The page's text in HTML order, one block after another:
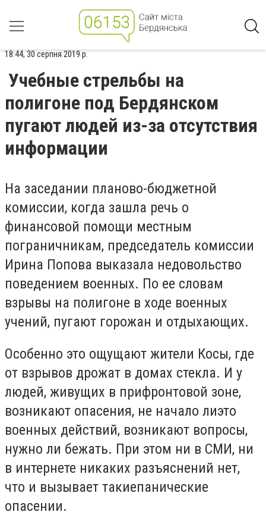
18:44, 30 серпня 2019 р.
Учебные стрельбы на
полигоне под Бердянском
пугают людей из-за отсутствия
информации
На заседании планово-бюджетной
комиссии, когда зашла речь о
финансовой помощи местным
пограничникам, председатель комиссии
Ирина Попова выказала недовольство
поведением военных. По ее словам
взрывы на полигоне в ходе военных
учений, пугают горожан и отдыхающих.
Особенно это ощущают жители Косы, где
от взрывов дрожат в домах стекла. И у
людей, живущих в прифронтовой зоне,
возникают опасения, не начало лиэто
военных действий, возникают вопросы,
нужно ли бежать. При этом ни в СМИ, ни
в интернете никаких разъяснений нет,
что и вызывает такиепанические
опасении.